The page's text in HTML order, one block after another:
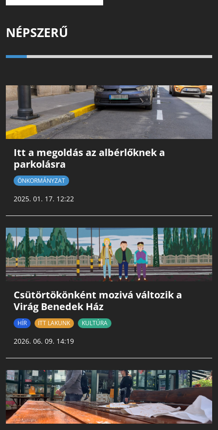
NÉPSZERŰ
Itt a megoldás az albérlőknek a
parkolásra
ÖNKORMÁNYZAT
2025. 01. 17. 12:22
Csütörtökönként mozivá változik a
Virág Benedek Ház
HÍR ITT LAKUNK KULTÚRA
2026. 06. 09. 14:19